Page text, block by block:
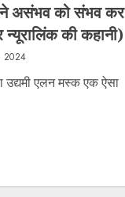
असंभव को संभव कर
की कहानी)
2024
उद्यमी ​एलन मस्क एक ऐसा